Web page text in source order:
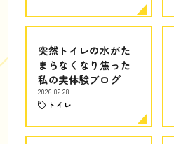
突然トイレの水がた
まらなくなり焦った
私の実体験ブログ
2026.02.28
トイレ